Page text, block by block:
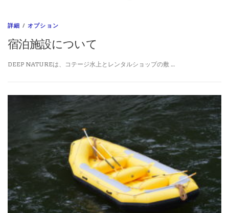
詳細 / オプション
宿泊施設について
DEEP NATUREは、コテージ水上とレンタルショップの敷 …